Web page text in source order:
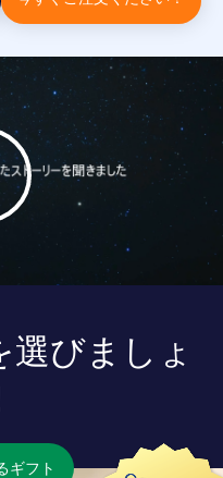
びましょ
ギフト